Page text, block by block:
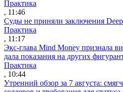
Практика
, 11:46
Суды не приняли заключения
Практика
, 11:17
Экс-глава Mind Money признала
дала показания на других
Практика
, 10:44
Утренний обзор за 7 августа: